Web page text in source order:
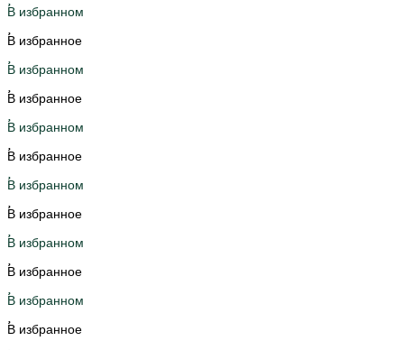
В избранном
В избранное
В избранном
В избранное
В избранном
В избранное
В избранном
В избранное
В избранном
В избранное
В избранном
В избранное